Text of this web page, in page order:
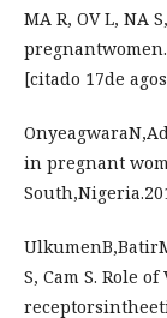
MA R, OV L, NA
[citado 17de
in pregnant
S, Cam S. Role of